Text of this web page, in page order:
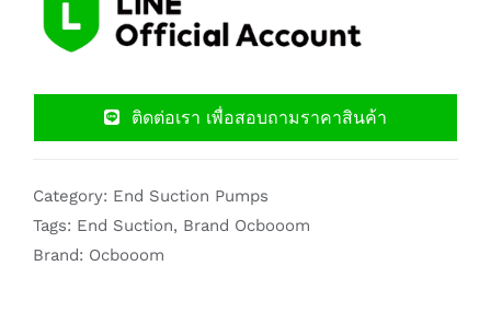
ติดต่อเรา เพื่อสอบถามราคาสินค้า
Category: End Suction Pumps
Tags: End Suction, Brand Ocbooom
Brand: Ocbooom